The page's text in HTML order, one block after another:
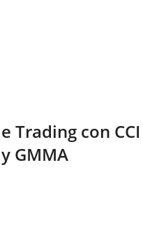
Trading con CCI
GMMA